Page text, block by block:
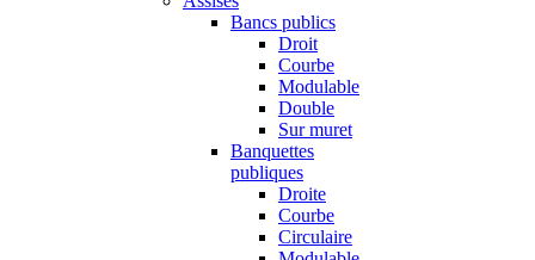
Bancs publics
Droit
Courbe
Modulable
Double
Sur muret
Banquettes
publiques
Droite
Courbe
Circulaire